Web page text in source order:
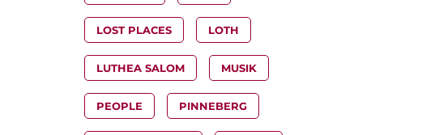
LOST PLACES LOTH
LUTHEA SALOM MUSIK
PEOPLE PINNEBERG